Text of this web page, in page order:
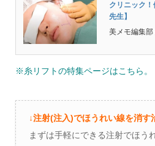
クリニック
先生】
※糸リフトの特集ページはこちら。
↓注射(注入)でほうれい線を消す
まずは手軽にできる注射でほう